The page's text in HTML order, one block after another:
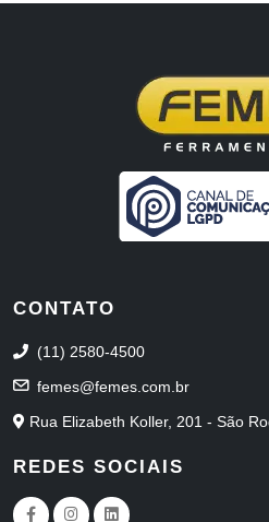
CONTATO
(11) 2580-4500
femes@femes.com.br
Rua Elizabeth Koller, 201 - São
REDES SOCIAIS